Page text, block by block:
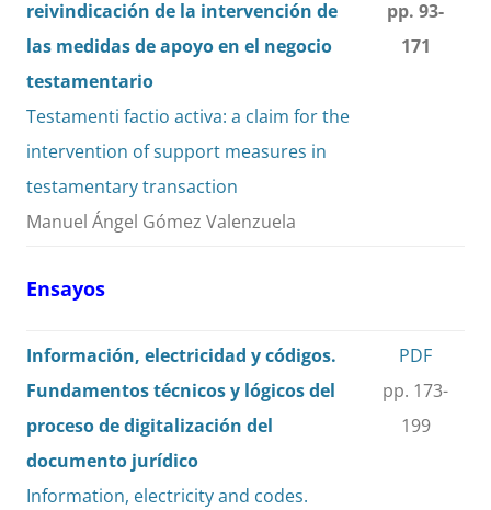
reivindicación de la intervención de
las medidas de apoyo en el negocio
testamentario
Testamenti factio activa: a claim for the
intervention of support measures in
testamentary transaction
Manuel Ángel Gómez Valenzuela
pp. 93-
171
Ensayos
Información, electricidad y códigos.
Fundamentos técnicos y lógicos del
proceso de digitalización del
documento jurídico
Information, electricity and codes.
PDF
pp. 173-
199